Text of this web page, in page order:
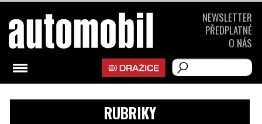
RUBRIKY
NEWSLETTER
PŘEDPLATNÉ
O NÁS